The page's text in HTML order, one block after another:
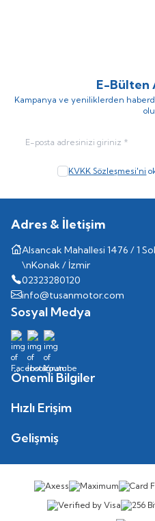
E-Bülten
Kampanya ve yeniliklerden
KVKK Sözleşmesi'ni
Adres & İletişim
Alsancak Mahallesi 1476 / 1
\nKonak / İzmir
02323280120
info@tusanmotor.com
Sosyal Medya
Önemli Bilgiler
Hızlı Erişim
Gelişmiş